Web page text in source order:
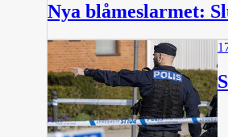
Nya blåmeslarmet: